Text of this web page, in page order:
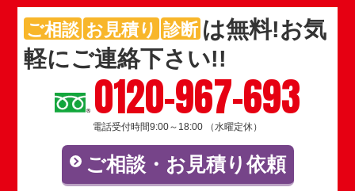
ご相談 お見積り 診断 は無料!お気
軽にご連絡下さい!!
0120-967-693
電話受付時間9:00～18:00 （水曜定休）
ご相談・お見積り依頼